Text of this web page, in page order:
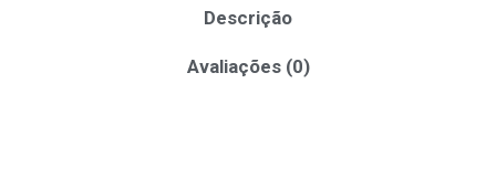
Descrição
Avaliações (0)